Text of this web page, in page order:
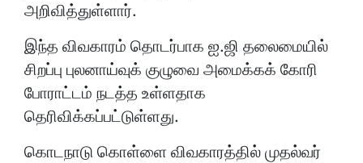
அறிவித்துள்ளார்.
இந்த விவகாரம் தொடர்பாக ஐ.ஜி தலைமையில்
சிறப்பு புலனாய்வுக் குழுவை அமைக்கக் கோரி
போராட்டம் நடத்த உள்ளதாக
தெரிவிக்கப்பட்டுள்ளது.
கொடநாடு கொள்ளை விவகாரத்தில் முதல்வர்